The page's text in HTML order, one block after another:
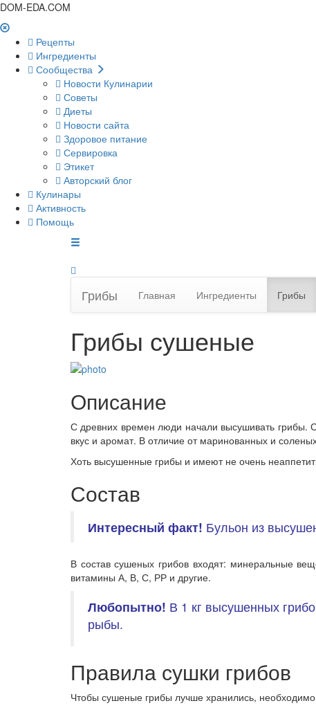
DOM-EDA.COM
Рецепты
Ингредиенты
Сообщества
Новости Кулинарии
Советы
Диеты
Новости сайта
Здоровое питание
Сервировка
Этикет
Авторский блог
Кулинары
Активность
Помощь
Грибы Главная Ингредиенты Грибы
Грибы сушеные
Описание
С древних времен люди начали высушивать грибы.
вкус и аромат. В отличие от маринованных и
Хоть высушенные грибы и имеют не очень
Состав
Интересный факт! Бульон из
В состав сушеных грибов входят: минеральные
витамины А, В, С, РР и другие.
Любопытно! В 1 кг высушенных
рыбы.
Правила сушки грибов
Чтобы сушеные грибы лучше хранились, необходимо